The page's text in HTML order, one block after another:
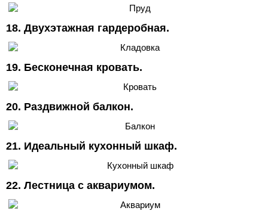
18. Двухэтажная гардеробная.
19. Бесконечная кровать.
20. Раздвижной балкон.
21. Идеальный кухонный шкаф.
22. Лестница с аквариумом.